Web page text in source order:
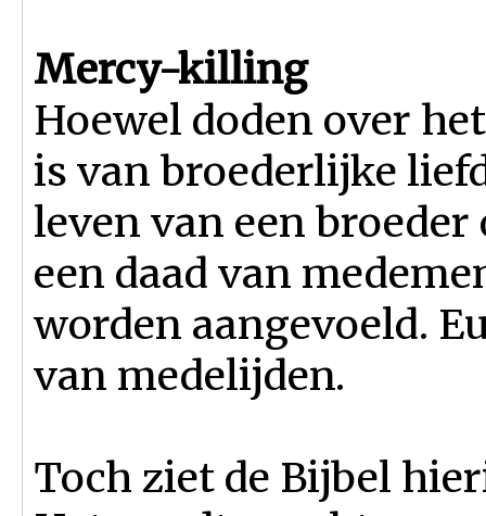
Mercy-killing
Hoewel doden over
is van broederlijke
leven van een
een daad van
worden aangevoeld.
van medelijden.
Toch ziet de Bijbel